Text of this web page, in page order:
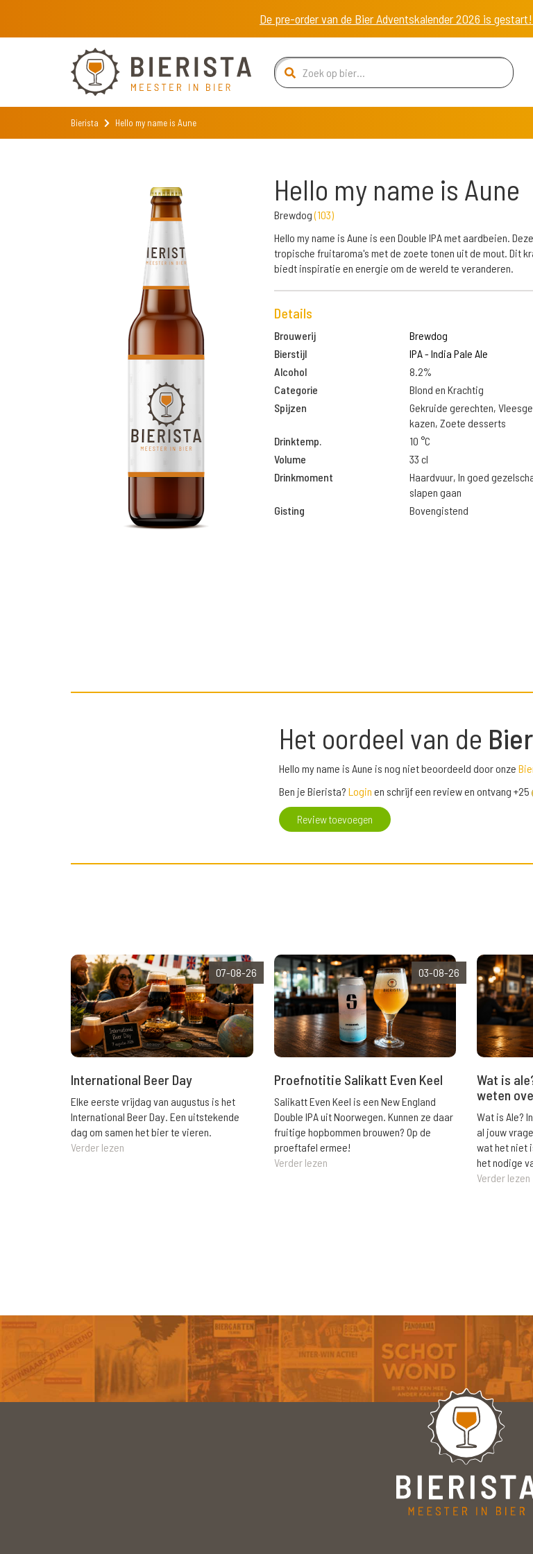
De pre-order van de Bier Adventskalender 2026 is
Bierista Hello my name is Aune
Hello my name is Aune
Brewdog(103)
Hello my name is Aune is een Double IPA met aardbeien.
tropische fruitaroma's met de zoete tonen uit de mout. Dit
biedt inspiratie en energie om de wereld te veranderen.
Details
Brouwerij
Brewdog
Bierstijl
IPA - India Pale Ale
Alcohol
8.2%
Categorie
Blond en Krachtig
Spijzen
Gekruide gerechten,
kazen, Zoete desserts
Drinktemp.
10 °C
Volume
33 cl
Drinkmoment
Haardvuur, In goed
slapen gaan
Gisting
Bovengistend
Het oordeel van de
Hello my name is Aune is nog niet beoordeeld door onze
Ben je Bierista? Login en schrijf een review en ontvang +25
Review toevoegen
07-08-26
International Beer Day
Elke eerste vrijdag van augustus is het
International Beer Day. Een uitstekende
dag om samen het bier te vieren.
Verder lezen
03-08-26
Proefnotitie Salikatt Even Keel
Salikatt Even Keel is een New England
Double IPA uit Noorwegen. Kunnen ze daar
fruitige hopbommen brouwen? Op de
proeftafel ermee!
Verder lezen
Wat is
weten
Wat is Ale?
al jouw
wat het niet
het nodige
Verder lezen